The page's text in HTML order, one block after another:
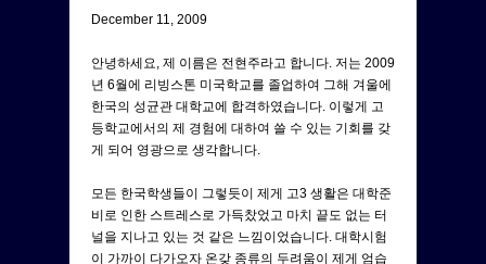
December 11, 2009
안녕하세요, 제 이름은 전현주라고 합니다. 저는 2009
년 6월에 리빙스톤 미국학교를 졸업하여 그해 겨울에
한국의 성균관 대학교에 합격하였습니다. 이렇게 고
등학교에서의 제 경험에 대하여 쓸 수 있는 기회를 갖
게 되어 영광으로 생각합니다.
모든 한국학생들이 그렇듯이 제게 고3 생활은 대학준
비로 인한 스트레스로 가득찼었고 마치 끝도 없는 터
널을 지나고 있는 것 같은 느낌이었습니다. 대학시험
이 가까이 다가오자 온갖 종류의 두려움이 제게 엄습